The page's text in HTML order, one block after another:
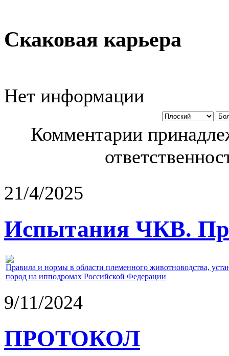
Скаковая карьера
Нет информации
Комментарии
21/4/2025
Испытания ЧКВ.
Правила и нормы в области племенного животноводства,
пород на ипподромах Российской Федерации
9/11/2024
ПРОТОКОЛ